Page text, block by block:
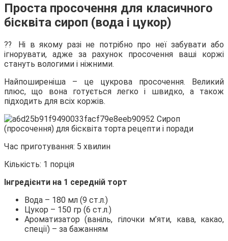
Проста просочення для класичного
бісквіта сироп (вода і цукор)
⁇ Ні в якому разі не потрібно про неї забувати або
ігнорувати, адже за рахунок просочення ваші коржі
стануть вологими і ніжними.
Найпоширеніша – це цукрова просочення. Великий
плюс, що вона готується легко і швидко, а також
підходить для всіх коржів.
Час приготування: 5 хвилин
Кількість: 1 порція
Інгредієнти на 1 середній торт
Вода – 180 мл (9 ст.л.)
Цукор – 150 гр (6 ст.л.)
Ароматизатор (ваніль, гілочки м’яти, кава, какао,
спеції) – за бажанням